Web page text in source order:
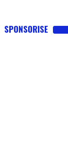
SPONSORISE